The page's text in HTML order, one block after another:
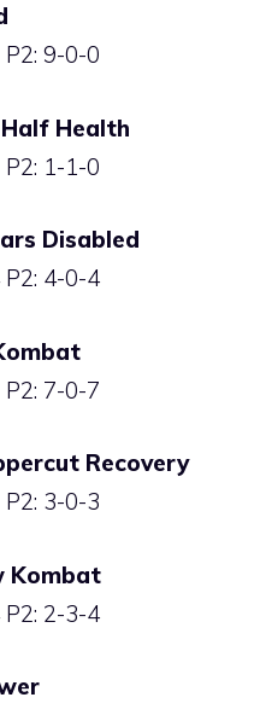
9-0-0
Health
1-1-0
Disabled
4-0-4
7-0-7
Recovery
3-0-3
Kombat
2-3-4